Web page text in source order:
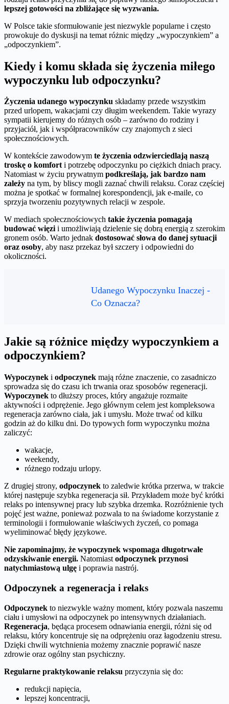
lepszej gotowości na zbliżające się wyzwania.
W Polsce takie sformułowanie jest niezwykle popularne i często
prowokuje do dyskusji na temat różnic między „wypoczynkiem” a
„odpoczynkiem”.
Kiedy i komu składa się życzenia miłego
wypoczynku lub odpoczynku?
Życzenia udanego wypoczynku składamy przede wszystkim
przed urlopem, wakacjami czy długim weekendem. Takie wyrazy
sympatii kierujemy do różnych osób – zarówno do rodziny i
przyjaciół, jak i współpracowników czy znajomych z sieci
społecznościowych.
W kontekście zawodowym te życzenia odzwierciedlają naszą
troskę o komforti potrzebę odpoczynku po ciężkich dniach pracy.
Natomiast w życiu prywatnym podkreślają, jak bardzo nam
zależy na tym, by bliscy mogli zaznać chwili relaksu. Coraz częściej
można je spotkać w formalnej korespondencji, jak e-maile, co
sprzyja tworzeniu pozytywnych relacji w zespole.
W mediach społecznościowych takie życzenia pomagają
budować więzii umożliwiają dzielenie się dobrą energią z szerokim
gronem osób. Warto jednak dostosować słowa do danej sytuacji
oraz osoby, aby nasz przekaz był szczery i odpowiedni do
okoliczności.
Udanego Wypoczynku Inaczej -
Co Oznacza?
Jakie są różnice między wypoczynkiem a
odpoczynkiem?
Wypoczynek i odpoczynek mają różne znaczenie, co zasadniczo
sprowadza się do czasu ich trwania oraz sposobów regeneracji.
Wypoczynek to dłuższy proces, który angażuje rozmaite
aktywności i odprężenie. Jego głównym celem jest kompleksowa
regeneracja zarówno ciała, jak i umysłu. Może trwać od kilku
godzin aż do kilku dni. Do typowych form wypoczynku można
zaliczyć:
wakacje,
weekendy,
różnego rodzaju urlopy.
Z drugiej strony, odpoczynek to zaledwie krótka przerwa, w trakcie
której następuje szybka regeneracja sił. Przykładem może być krótki
relaks po intensywnej pracy lub szybka drzemka. Rozróżnienie tych
pojęć jest ważne, ponieważ pozwala to na świadome korzystanie z
terminologii i formułowanie właściwych życzeń, co pomaga
wyeliminować błędy językowe.
Nie zapominajmy, że wypoczynek wspomaga długotrwałe
odzyskiwanie energii. Natomiast odpoczynek przynosi
natychmiastową ulgę i poprawia nastrój.
Odpoczynek a regeneracja i relaks
Odpoczynek to niezwykle ważny moment, który pozwala naszemu
ciału i umysłowi na odpoczynek po intensywnych działaniach.
Regeneracja, będąca procesem odnawiania energii, różni się od
relaksu, który koncentruje się na odprężeniu oraz łagodzeniu stresu.
Dzięki chwili wytchnienia możemy znacznie poprawić nasze
zdrowie oraz ogólny stan psychiczny.
Regularne praktykowanie relaksu przyczynia się do:
redukcji napięcia,
lepszej koncentracji,